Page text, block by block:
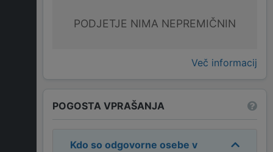
PODJETJE NIMA NEPREMIČNIN
Več informacij
POGOSTA VPRAŠANJA
Kdo so odgovorne osebe v